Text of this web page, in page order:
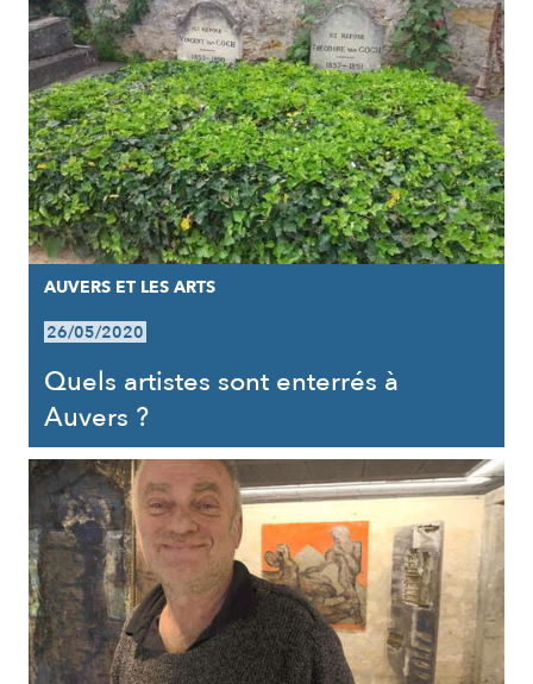
AUVERS ET LES ARTS
26/05/2020
Quels artistes sont enterrés à
Auvers ?